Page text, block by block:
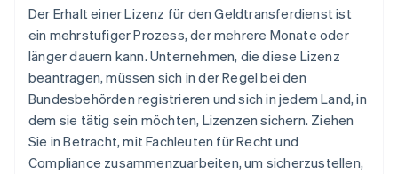
Der Erhalt einer Lizenz für den Geldtransferdienst ist
ein mehrstufiger Prozess, der mehrere Monate oder
länger dauern kann. Unternehmen, die diese Lizenz
beantragen, müssen sich in der Regel bei den
Bundesbehörden registrieren und sich in jedem Land, in
dem sie tätig sein möchten, Lizenzen sichern. Ziehen
Sie in Betracht, mit Fachleuten für Recht und
Compliance zusammenzuarbeiten, um sicherzustellen,